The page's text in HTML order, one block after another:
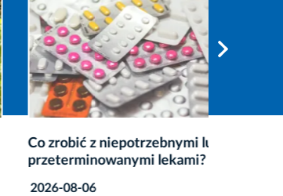
Co zrobić z niepotrzebnymi lub
przeterminowanymi lekami?
2026-08-06